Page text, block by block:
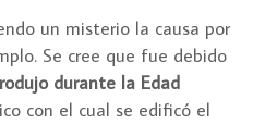
un misterio la causa por
Se cree que fue debido
durante la Edad
con el cual se edificó el